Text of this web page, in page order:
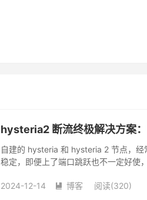
hysteria2 断流终极解决方案
自建的 hysteria 和 hysteria 2 节点，
稳定，即便上了端口跳跃也不一定好使
2024-12-14  博客 阅读(320)